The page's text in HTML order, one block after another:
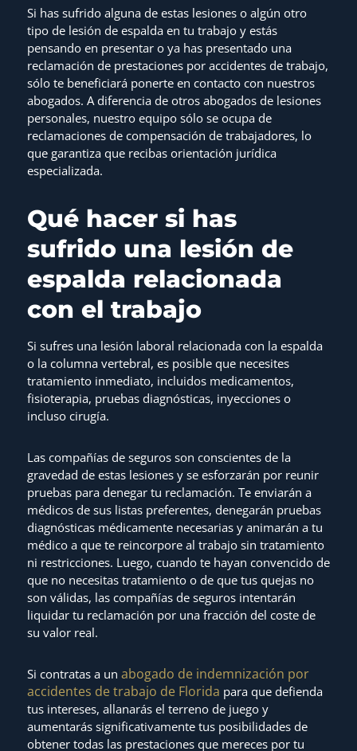
Si has sufrido alguna de estas lesiones o algún otro
tipo de lesión de espalda en tu trabajo y estás
pensando en presentar o ya has presentado una
reclamación de prestaciones por accidentes de trabajo,
sólo te beneficiará ponerte en contacto con nuestros
abogados. A diferencia de otros abogados de lesiones
personales, nuestro equipo sólo se ocupa de
reclamaciones de compensación de trabajadores, lo
que garantiza que recibas orientación jurídica
especializada.
Qué hacer si has
sufrido una lesión de
espalda relacionada
con el trabajo
Si sufres una lesión laboral relacionada con la espalda
o la columna vertebral, es posible que necesites
tratamiento inmediato, incluidos medicamentos,
fisioterapia, pruebas diagnósticas, inyecciones o
incluso cirugía.
Las compañías de seguros son conscientes de la
gravedad de estas lesiones y se esforzarán por reunir
pruebas para denegar tu reclamación. Te enviarán a
médicos de sus listas preferentes, denegarán pruebas
diagnósticas médicamente necesarias y animarán a tu
médico a que te reincorpore al trabajo sin tratamiento
ni restricciones. Luego, cuando te hayan convencido de
que no necesitas tratamiento o de que tus quejas no
son válidas, las compañías de seguros intentarán
liquidar tu reclamación por una fracción del coste de
su valor real.
Si contratas a un abogado de indemnización por
accidentes de trabajo de Florida para que defienda
tus intereses, allanarás el terreno de juego y
aumentarás significativamente tus posibilidades de
obtener todas las prestaciones que mereces por tu